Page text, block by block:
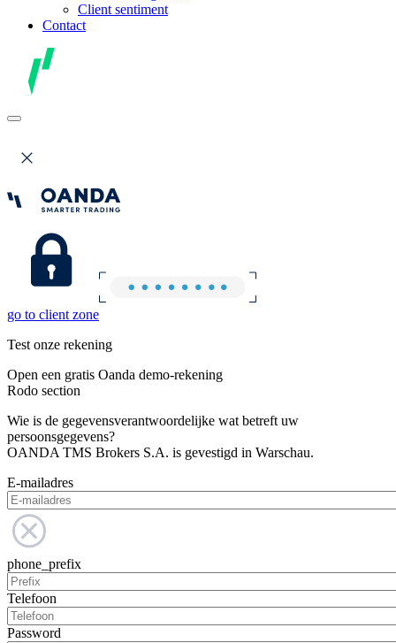
Client sentiment
Contact
go to client zone
Test onze rekening
Open een gratis Oanda demo-rekening
Rodo section
Wie is de gegevensverantwoordelijke wat betreft uw
persoonsgegevens?
OANDA TMS Brokers S.A. is gevestigd in Warschau.
E-mailadres
phone_prefix
Telefoon
Password